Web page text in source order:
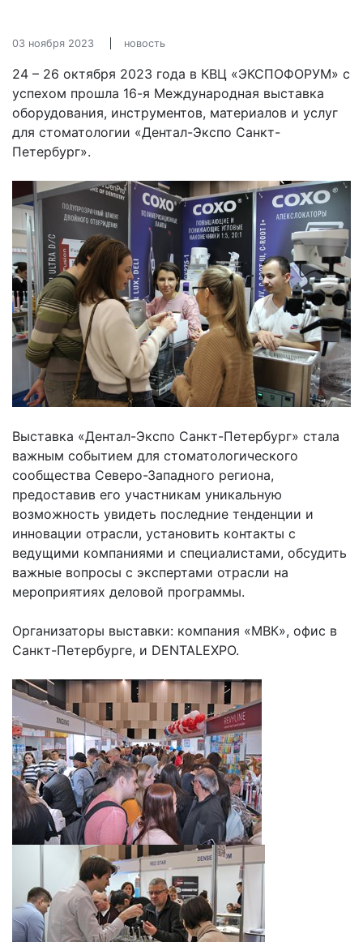
03 ноября 2023 новость
24 – 26 октября 2023 года в КВЦ «ЭКСПОФОРУМ» с
успехом прошла 16-я Международная выставка
оборудования, инструментов, материалов и услуг
для стоматологии «Дентал-Экспо Санкт-
Петербург».
Выставка «Дентал-Экспо Санкт-Петербург» стала
важным событием для стоматологического
сообщества Северо-Западного региона,
предоставив его участникам уникальную
возможность увидеть последние тенденции и
инновации отрасли, установить контакты с
ведущими компаниями и специалистами, обсудить
важные вопросы с экспертами отрасли на
мероприятиях деловой программы.
Организаторы выставки: компания «МВК», офис в
Санкт-Петербурге, и DENTALEXPO.